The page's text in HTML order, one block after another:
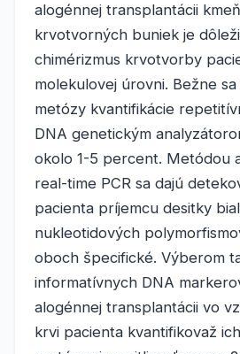
alogénnej transplantácii
krvotvorných buniek je
chimérizmus krvotvorby
molekulovej úrovni. Bežne
metózy kvantifikácie
DNA genetickým
okolo 1-5 percent. Metódou
real-time PCR sa dajú
pacienta príjemcu desitky
nukleotidových
oboch špecifické. Výberom
informatívnych DNA
alogénnej transplantácii vo
krvi pacienta kvantifikovaž